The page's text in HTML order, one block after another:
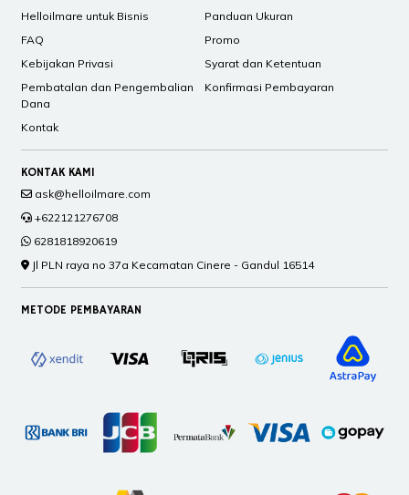
Helloilmare untuk Bisnis
Panduan Ukuran
FAQ
Promo
Kebijakan Privasi
Syarat dan Ketentuan
Pembatalan dan Pengembalian
Dana
Konfirmasi Pembayaran
Kontak
KONTAK KAMI
ask@helloilmare.com
+622121276708
6281818920619
Jl PLN raya no 37a Kecamatan Cinere - Gandul 16514
METODE PEMBAYARAN